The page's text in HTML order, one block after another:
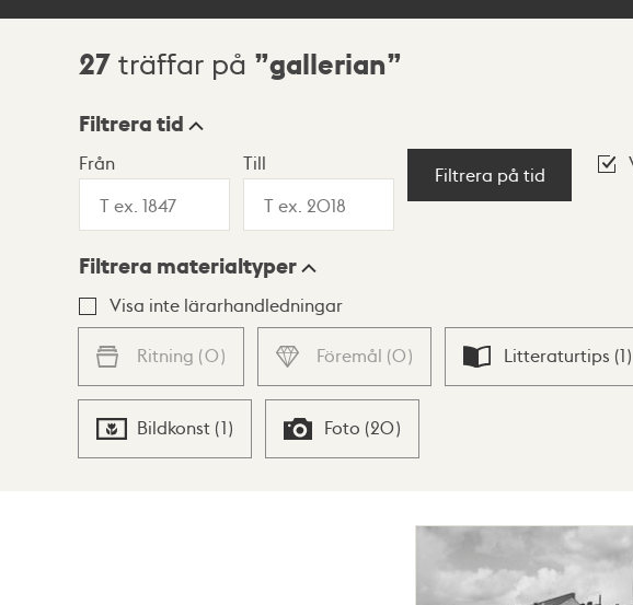
Sökresultat
27 träffar på gallerian
Visningsläge
Lista Karta
Filtrera tid
Från Till
Filtrera på tid
Filtrera materialtyper
Visa inte lärarhandledningar
Ritning (0) Föremål (0) Litteraturtips (1)
Bildkonst (1) Foto (20)